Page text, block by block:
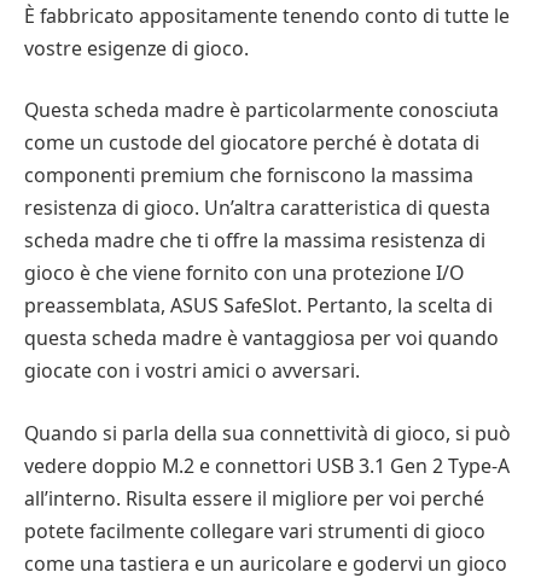
È fabbricato appositamente tenendo conto di tutte le
vostre esigenze di gioco.
Questa scheda madre è particolarmente conosciuta
come un custode del giocatore perché è dotata di
componenti premium che forniscono la massima
resistenza di gioco. Un’altra caratteristica di questa
scheda madre che ti offre la massima resistenza di
gioco è che viene fornito con una protezione I/O
preassemblata, ASUS SafeSlot. Pertanto, la scelta di
questa scheda madre è vantaggiosa per voi quando
giocate con i vostri amici o avversari.
Quando si parla della sua connettività di gioco, si può
vedere doppio M.2 e connettori USB 3.1 Gen 2 Type-A
all’interno. Risulta essere il migliore per voi perché
potete facilmente collegare vari strumenti di gioco
come una tastiera e un auricolare e godervi un gioco